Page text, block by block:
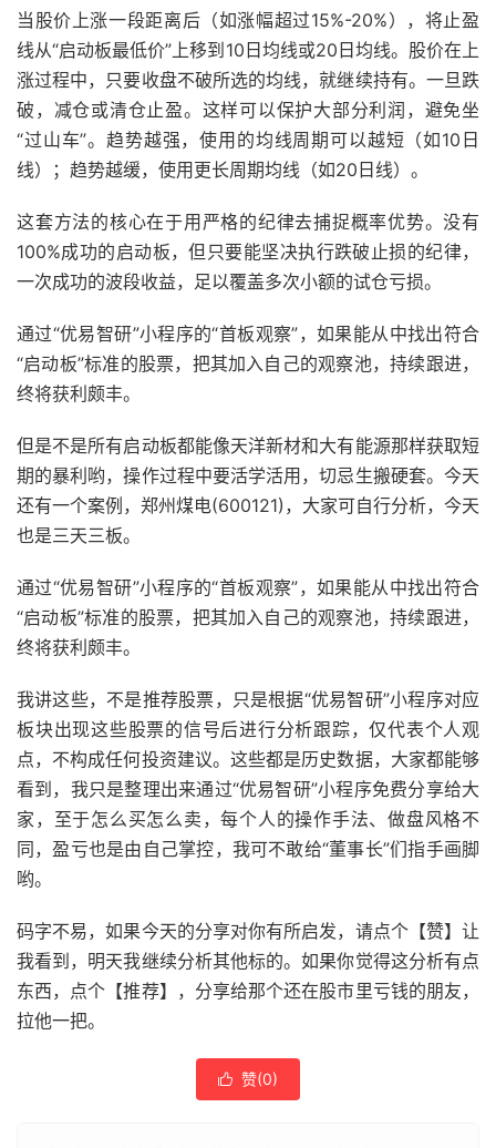
当股价上涨一段距离后（如涨幅超过15%-20%），将止盈
线从“启动板最低价”上移到10日均线或20日均线。股价在上
涨过程中，只要收盘不破所选的均线，就继续持有。一旦跌
破，减仓或清仓止盈。这样可以保护大部分利润，避免坐
“过山车”。趋势越强，使用的均线周期可以越短（如10日
线）；趋势越缓，使用更长周期均线（如20日线）。
这套方法的核心在于用严格的纪律去捕捉概率优势。没有
100%成功的启动板，但只要能坚决执行跌破止损的纪律，
一次成功的波段收益，足以覆盖多次小额的试仓亏损。
通过“优易智研”小程序的“首板观察”，如果能从中找出符合
“启动板”标准的股票，把其加入自己的观察池，持续跟进，
终将获利颇丰。
但是不是所有启动板都能像天洋新材和大有能源那样获取短
期的暴利哟，操作过程中要活学活用，切忌生搬硬套。今天
还有一个案例，郑州煤电(600121)，大家可自行分析，今天
也是三天三板。
通过“优易智研”小程序的“首板观察”，如果能从中找出符合
“启动板”标准的股票，把其加入自己的观察池，持续跟进，
终将获利颇丰。
我讲这些，不是推荐股票，只是根据“优易智研”小程序对应
板块出现这些股票的信号后进行分析跟踪，仅代表个人观
点，不构成任何投资建议。这些都是历史数据，大家都能够
看到，我只是整理出来通过“优易智研”小程序免费分享给大
家，至于怎么买怎么卖，每个人的操作手法、做盘风格不
同，盈亏也是由自己掌控，我可不敢给“董事长”们指手画脚
哟。
码字不易，如果今天的分享对你有所启发，请点个【赞】让
我看到，明天我继续分析其他标的。如果你觉得这分析有点
东西，点个【推荐】，分享给那个还在股市里亏钱的朋友，
拉他一把。
 赞(0)